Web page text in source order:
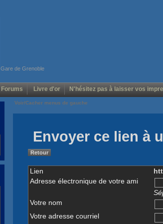
Gare de Grenoble
Forums Livre d'or N'hésitez pas à laisser vos
Voir/Cacher menus de gauche
Envoyer ce lien à
Retour
Lien
Adresse électronique de votre ami
Votre nom
Votre adresse courriel